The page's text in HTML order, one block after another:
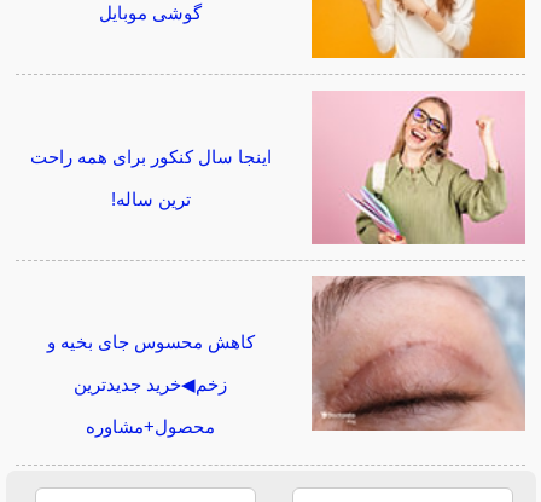
گوشی موبایل
اینجا سال کنکور برای همه راحت
ترین ساله!
کاهش محسوس جای بخیه و
زخم◀خرید جدیدترین
محصول+مشاوره